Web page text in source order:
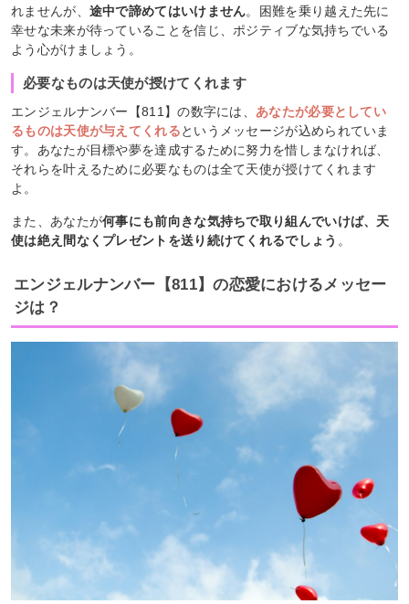
れませんが、 途中で諦めてはいけません。困難を乗り越えた先に
幸せな未来が待っていることを信じ、ポジティブな気持ちでいる
よう心がけましょう。
必要なものは天使が授けてくれます
エンジェルナンバー【811】の数字には、 あなたが必要としてい
るものは天使が与えてくれるというメッセージが込められていま
す。あなたが目標や夢を達成するために努力を惜しまなければ、
それらを叶えるために必要なものは全て天使が授けてくれます
よ。
また、あなたが何事にも前向きな気持ちで取り組んでいけば、天
使は絶え間なくプレゼントを送り続けてくれるでしょう 。
エンジェルナンバー【811】の恋愛におけるメッセー
ジは？